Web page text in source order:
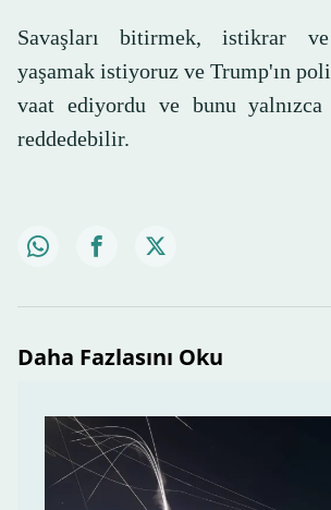
Savaşları bitirmek, istikrar
yaşamak istiyoruz ve Trump'ın
vaat ediyordu ve bunu yalnızca
reddedebilir.
Daha Fazlasını Oku